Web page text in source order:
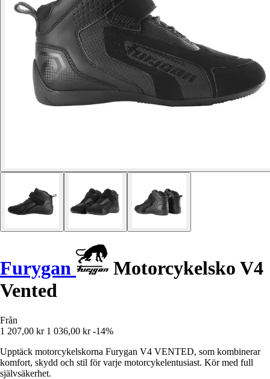
Furygan
Motorcykelsko V4
Vented
Från
1 207,00 kr 1 036,00 kr -14%
Upptäck motorcykelskorna Furygan V4 VENTED, som kombinerar
komfort, skydd och stil för varje motorcykelentusiast. Kör med full
självsäkerhet.